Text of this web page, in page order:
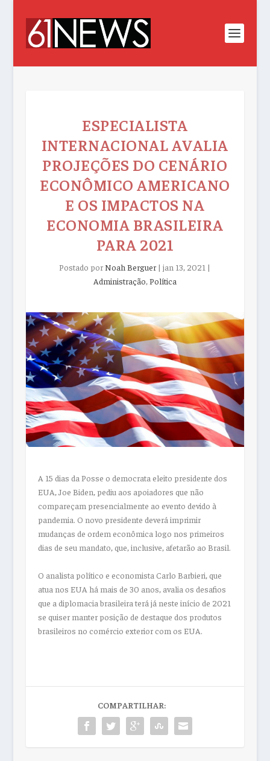
ESPECIALISTA
INTERNACIONAL AVALIA
PROJEÇÕES DO CENÁRIO
ECONÔMICO AMERICANO
E OS IMPACTOS NA
ECONOMIA BRASILEIRA
PARA 2021
Postado por Noah Berguer|jan 13, 2021 |
Administração,Política
A 15 dias da Posse o democrata eleito presidente dos
EUA, Joe Biden, pediu aos apoiadores que não
compareçam presencialmente ao evento devido à
pandemia. O novo presidente deverá imprimir
mudanças de ordem econômica logo nos primeiros
dias de seu mandato, que, inclusive, afetarão ao Brasil.
O analista político e economista Carlo Barbieri, que
atua nos EUA há mais de 30 anos, avalia os desafios
que a diplomacia brasileira terá já neste início de 2021
se quiser manter posição de destaque dos produtos
brasileiros no comércio exterior com os EUA.
COMPARTILHAR: